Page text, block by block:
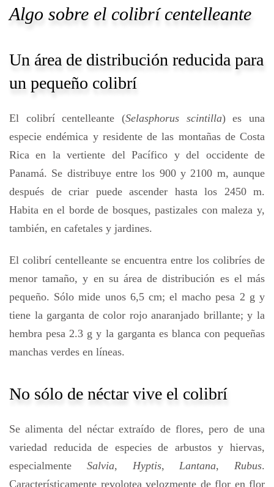
Algo sobre el colibrí centelleante
Un área de distribución reducida para
un pequeño colibrí
El colibrí centelleante (Selasphorus scintilla) es una
especie endémica y residente de las montañas de Costa
Rica en la vertiente del Pacífico y del occidente de
Panamá. Se distribuye entre los 900 y 2100 m, aunque
después de criar puede ascender hasta los 2450 m.
Habita en el borde de bosques, pastizales con maleza y,
también, en cafetales y jardines.
El colibrí centelleante se encuentra entre los colibríes de
menor tamaño, y en su área de distribución es el más
pequeño. Sólo mide unos 6,5 cm; el macho pesa 2 g y
tiene la garganta de color rojo anaranjado brillante; y la
hembra pesa 2.3 g y la garganta es blanca con pequeñas
manchas verdes en líneas.
No sólo de néctar vive el colibrí
Se alimenta del néctar extraído de flores, pero de una
variedad reducida de especies de arbustos y hiervas,
especialmente Salvia, Hyptis, Lantana, Rubus.
Característicamente revolotea velozmente de flor en flor